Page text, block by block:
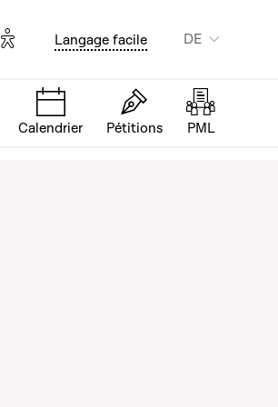
Options d'accessibilité
Langage facile DE
Calendrier Pétitions PML